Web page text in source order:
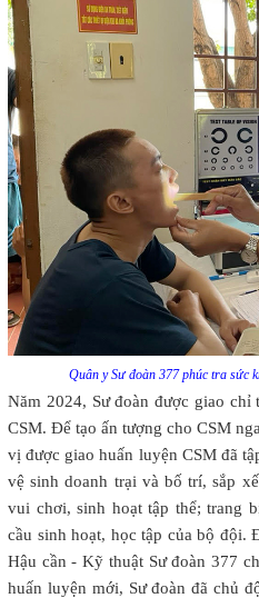
Quân y Sư đoàn 377 phúc tra sức
Năm 2024, Sư đoàn được giao
CSM. Để tạo ấn tượng cho CSM
vị được giao huấn luyện CSM đã
vệ sinh doanh trại và bố trí, sắp
vui chơi, sinh hoạt tập thể; trang
cầu sinh hoạt, học tập của bộ đội.
Hậu cần - Kỹ thuật Sư đoàn 377
huấn luyện mới, Sư đoàn đã chủ